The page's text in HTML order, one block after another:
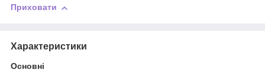
Приховати
Характеристики
Основні